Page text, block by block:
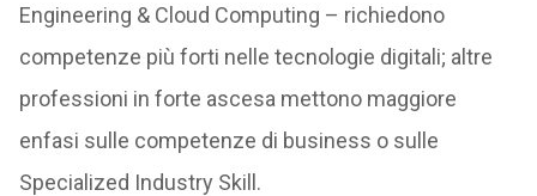
Engineering & Cloud Computing – richiedono
competenze più forti nelle tecnologie digitali; altre
professioni in forte ascesa mettono maggiore
enfasi sulle competenze di business o sulle
Specialized Industry Skill.